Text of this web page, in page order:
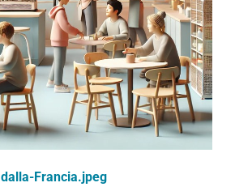
dalla-Francia.jpeg